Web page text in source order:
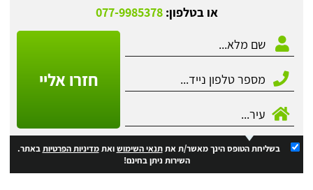
או בטלפון:077-9985378
חזרו אליי
בשליחת הטופס הינך מאשר/ת אתתנאי השימושואתמדיניות הפרטיותבאתר.
השירות ניתן בחינם!